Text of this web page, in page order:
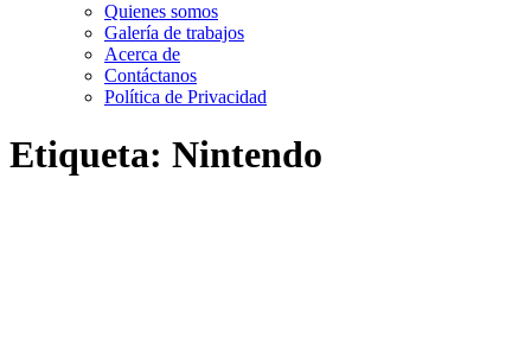
Quienes somos
Galería de trabajos
Acerca de
Contáctanos
Política de Privacidad
Etiqueta: Nintendo